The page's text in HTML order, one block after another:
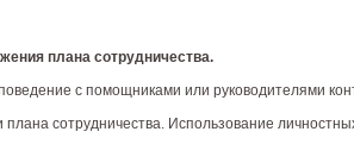
плана сотрудничества.
с помощниками или руководителями
сотрудничества. Использование